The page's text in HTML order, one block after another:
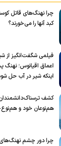
چرا نهنگ‌های قاتل
کبد آنها را می‌خورند؟
فیلمی شگفت‌انگیز از
اعماق اقیانوس؛ نهنگ
اینکه شیر در آب حل
کشف
هم‌نوعان خود و
چرا دور چشم